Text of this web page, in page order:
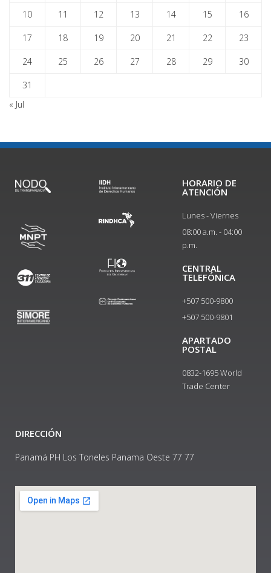
10 11 12 13 14 15 16
17 18 19 20 21 22 23
24 25 26 27 28 29 30
31
« Jul
HORARIO DE
ATENCIÓN
Lunes - Viernes
08:00 a.m. - 04:00
p.m.
CENTRAL
TELEFÓNICA
+507 500-9800
+507 500-9801​
APARTADO
POSTAL
0832-1695 World
Trade Center
DIRECCIÓN
Panamá PH Los Toneles Panama Oeste 77 77